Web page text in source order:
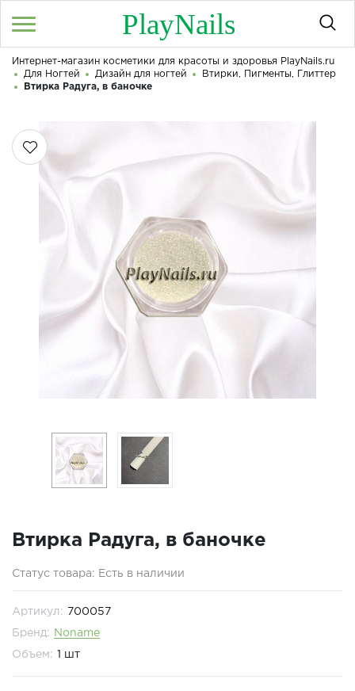
PlayNails
Войти Регистрация
КОНТАКТЫ
ДОСТАВКА И ОПЛАТА
Здравствуйте! Что вы ищете?
Интернет-магазин косметики для красоты и здоровья PlayNails.ru
Для Ногтей
Дизайн для ногтей
Втирки, Пигменты, Глиттер
Втирка Радуга, в баночке
Втирка Радуга, в баночке
Статус товара: Есть в наличии
Артикул: 700057
Бренд: Noname
Объем: 1 шт